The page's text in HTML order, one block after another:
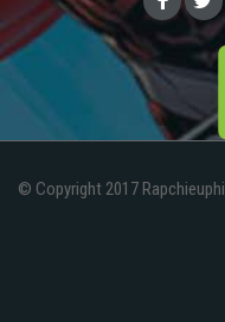
© Copyright 2017